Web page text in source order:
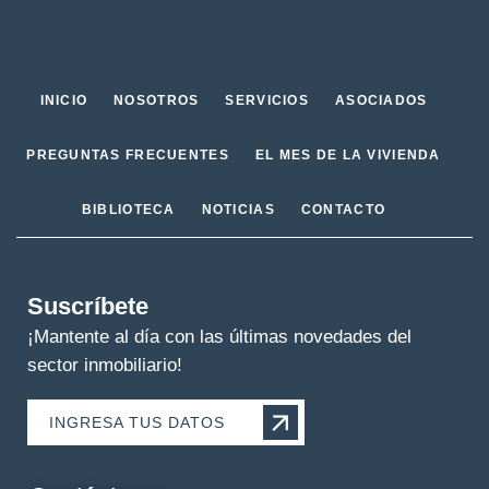
INICIO NOSOTROS SERVICIOS ASOCIADOS
PREGUNTAS FRECUENTES EL MES DE LA VIVIENDA
BIBLIOTECA NOTICIAS CONTACTO
Suscríbete
¡Mantente al día con las últimas novedades del
sector inmobiliario!
INGRESA TUS DATOS